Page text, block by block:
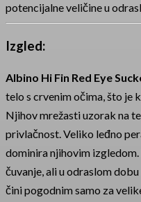
potencijalne veličine u
Izgled:
Albino Hi Fin Red Eye
telo s crvenim očima, što je
Njihov mrežasti uzorak na
privlačnost. Veliko leđno
dominira njihovim
čuvanje, ali u odraslom
čini pogodnim samo za